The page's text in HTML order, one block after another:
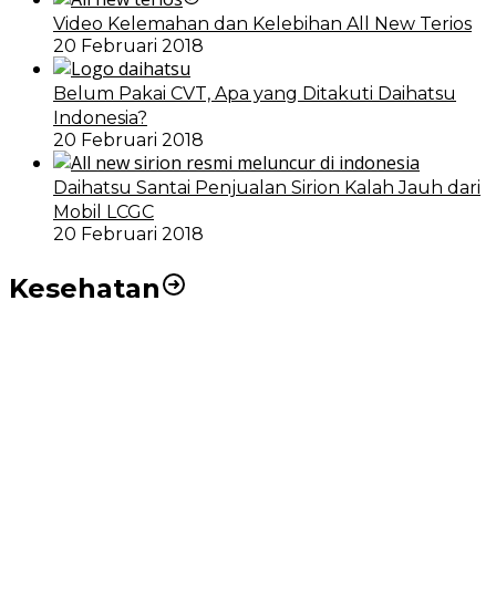
Video Kelemahan dan Kelebihan All New Terios
20 Februari 2018
Belum Pakai CVT, Apa yang Ditakuti Daihatsu
Indonesia?
20 Februari 2018
Daihatsu Santai Penjualan Sirion Kalah Jauh dari
Mobil LCGC
20 Februari 2018
Kesehatan